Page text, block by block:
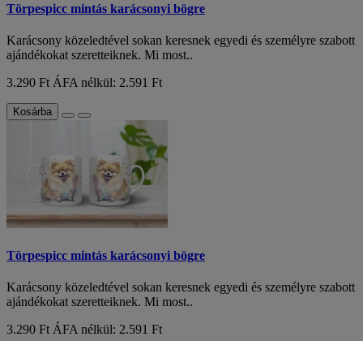
Törpespicc mintás karácsonyi bögre
Karácsony közeledtével sokan keresnek egyedi és személyre szabott
ajándékokat szeretteiknek. Mi most..
3.290 Ft ÁFA nélkül: 2.591 Ft
Kosárba
Törpespicc mintás karácsonyi bögre
Karácsony közeledtével sokan keresnek egyedi és személyre szabott
ajándékokat szeretteiknek. Mi most..
3.290 Ft ÁFA nélkül: 2.591 Ft